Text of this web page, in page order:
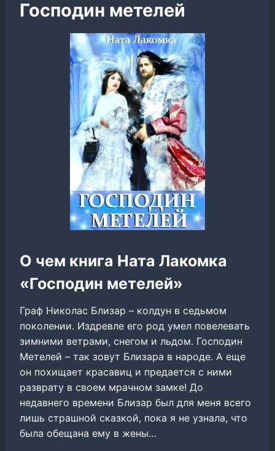
Господин метелей
О чем книга Ната Лакомка
«Господин метелей»
Граф Николас Близар – колдун в седьмом
поколении. Издревле его род умел повелевать
зимними ветрами, снегом и льдом. Господин
Метелей – так зовут Близара в народе. А еще
он похищает красавиц и предается с ними
разврату в своем мрачном замке! До
недавнего времени Близар был для меня всего
лишь страшной сказкой, пока я не узнала, что
была обещана ему в жены…